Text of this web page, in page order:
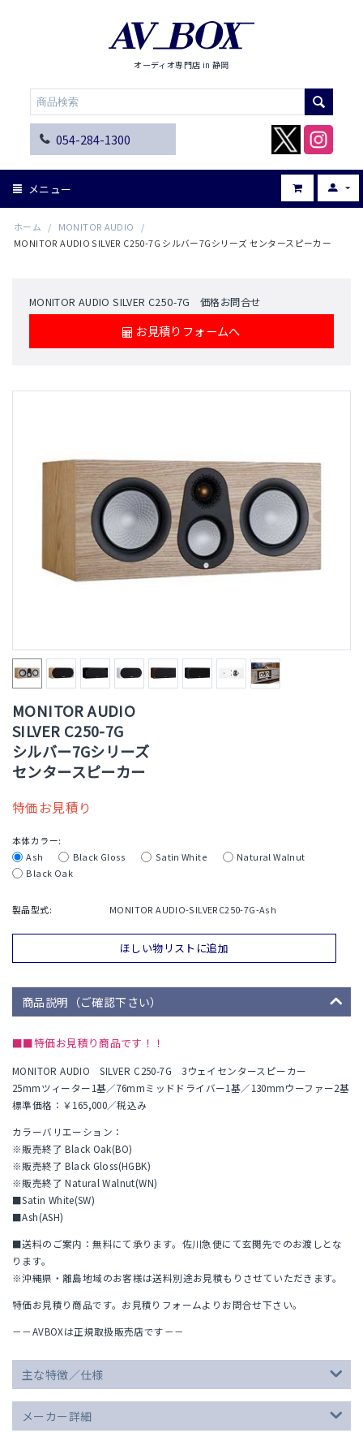
オーディオ専門店 in 静岡
054-284-1300
メニュー
ホーム / MONITOR AUDIO
/
MONITOR AUDIO SILVER C250-7G シルバー7Gシリーズ センタースピーカー
MONITOR AUDIO SILVER C250-7G 価格お問合せ
お見積りフォームへ
MONITOR AUDIO
SILVER C250-7G
シルバー7Gシリーズ
センタースピーカー
特価お見積り
本体カラー:
Ash
Black Gloss Satin White
Natural Walnut
Black Oak
製品型式: MONITOR AUDIO-SILVERC250-7G-Ash
ほしい物リストに追加
商品説明（ご確認下さい）
■■特価お見積り商品です！！
MONITOR AUDIO SILVER C250-7G 3ウェイセンタースピーカー
25mmツィーター1基／76mmミッドドライバー1基／130mmウーファー2基
標準価格：￥165,000／税込み
カラーバリエーション：
※販売終了 Black Oak(BO)
※販売終了 Black Gloss(HGBK)
※販売終了 Natural Walnut(WN)
■Satin White(SW)
■Ash(ASH)
■送料のご案内：無料にて承ります。佐川急便にて玄関先でのお渡しとな
ります。
※沖縄県・離島地域のお客様は送料別途お見積もりさせていただきます。
特価お見積り商品です。お見積りフォームよりお問合せ下さい。
－－AVBOXは正規取扱販売店です－－
主な特徴／仕様
メーカー詳細